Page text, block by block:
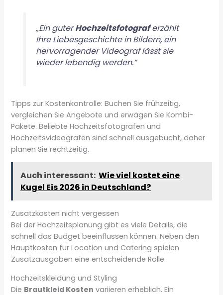
„Ein guterHochzeitsfotograferzählt
Ihre Liebesgeschichte in Bildern, ein
hervorragender Videograf lässt sie
wieder lebendig werden.“
Tipps zur Kostenkontrolle: Buchen Sie frühzeitig,
vergleichen Sie Angebote und erwägen Sie Kombi-
Pakete. Beliebte Hochzeitsfotografen und
Hochzeitsvideografen sind schnell ausgebucht, daher
planen Sie rechtzeitig.
Auch interessant: Wie viel kostet eine
Kugel Eis 2026 in Deutschland?
Zusatzkosten nicht vergessen
Bei der Hochzeitsplanung gibt es viele Details, die
schnell das Budget beeinflussen können. Neben den
Hauptkosten für Location und Catering spielen
Zusatzausgaben eine entscheidende Rolle.
Hochzeitskleidung und Styling
Die Brautkleid Kosten variieren erheblich. Ein